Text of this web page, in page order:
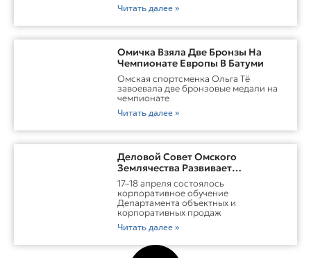
Читать далее »
Омичка Взяла Две Бронзы На
Чемпионате Европы В Батуми
Омская спортсменка Ольга Тё
завоевала две бронзовые медали на
чемпионате
Читать далее »
Деловой Совет Омского
Землячества Развивает
Практические Навыки Омских
Студентов Через Бизнес-
Обучение
17–18 апреля состоялось
корпоративное обучение
Департамента объектных и
корпоративных продаж
Читать далее »